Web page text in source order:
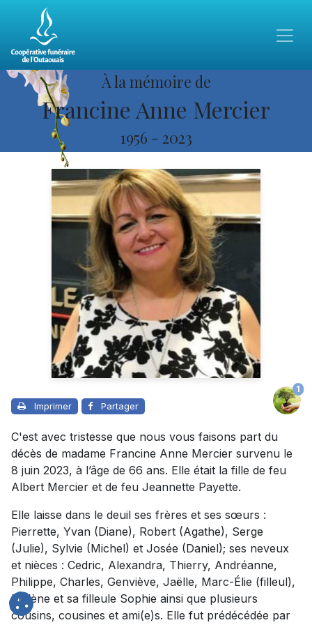
À la mémoire de
Francine Anne Mercier
1956 - 2023
Imprimer Partager
1
C'est avec tristesse que nous vous faisons part du
décès de madame Francine Anne Mercier survenu le
8 juin 2023, à l’âge de 66 ans. Elle était la fille de feu
Albert Mercier et de feu Jeannette Payette.
Elle laisse dans le deuil ses frères et ses sœurs :
Pierrette, Yvan (Diane), Robert (Agathe), Serge
(Julie), Sylvie (Michel) et Josée (Daniel); ses neveux
et nièces : Cedric, Alexandra, Thierry, Andréanne,
Philippe, Charles, Genviève, Jaëlle, Marc-Élie (filleul),
Mylène et sa filleule Sophie ainsi que plusieurs
cousins, cousines et ami(e)s. Elle fut prédécédée par